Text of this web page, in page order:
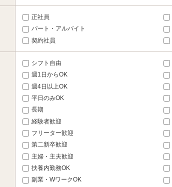
正社員
パート・アルバイト
契約社員
シフト自由
週1日からOK
週4日以上OK
平日のみOK
長期
経験者歓迎
フリーター歓迎
第二新卒歓迎
主婦・主夫歓迎
扶養内勤務OK
副業・WワークOK